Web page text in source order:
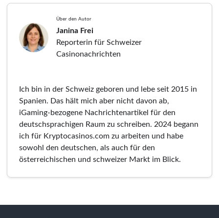
Über den Autor
Janina Frei
Reporterin für Schweizer
Casinonachrichten
Ich bin in der Schweiz geboren und lebe seit 2015 in
Spanien. Das hält mich aber nicht davon ab,
iGaming-bezogene Nachrichtenartikel für den
deutschsprachigen Raum zu schreiben. 2024 begann
ich für Kryptocasinos.com zu arbeiten und habe
sowohl den deutschen, als auch für den
österreichischen und schweizer Markt im Blick.